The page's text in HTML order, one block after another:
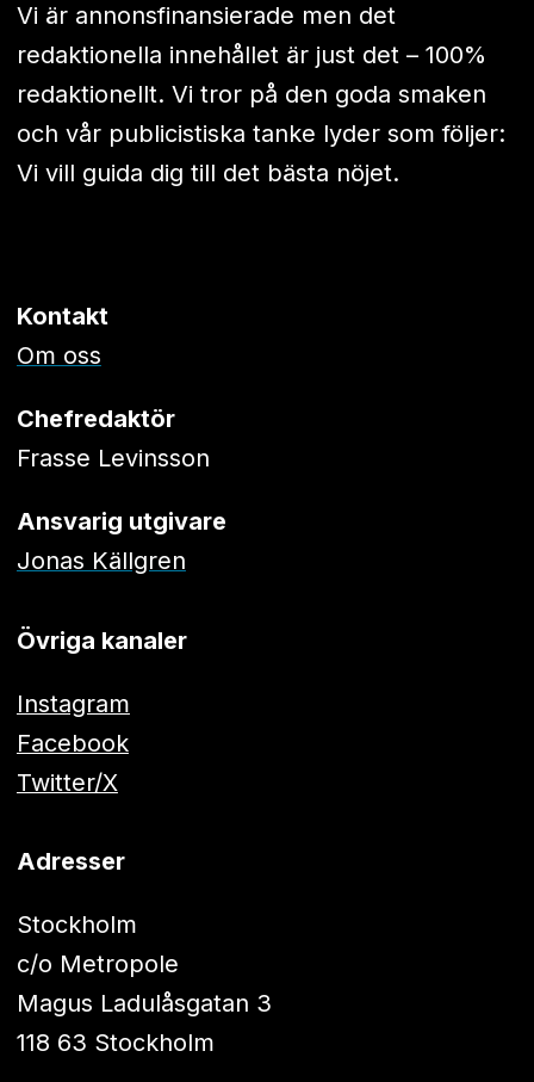
Vi är annonsfinansierade men det
redaktionella innehållet är just det – 100%
redaktionellt. Vi tror på den goda smaken
och vår publicistiska tanke lyder som följer:
Vi vill guida dig till det bästa nöjet.
Kontakt
Om oss
Chefredaktör
Frasse Levinsson
Ansvarig utgivare
Jonas Källgren
Övriga kanaler
Instagram
Facebook
Twitter/X
Adresser
Stockholm
c/o Metropole
Magus Ladulåsgatan 3
118 63 Stockholm